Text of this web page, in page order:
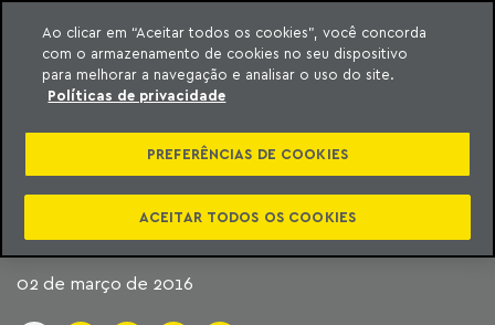
o conteúdo
Machado Meyer
FRAUDE EM
EMPRESAS CAI DE
27% PARA 12%
02 de março de 2016
Ao clicar em “Aceitar todos os cookies”, você concorda
com o armazenamento de cookies no seu dispositivo
para melhorar a navegação e analisar o uso do site.
Políticas de privacidade
PREFERÊNCIAS DE COOKIES
ACEITAR TODOS OS COOKIES